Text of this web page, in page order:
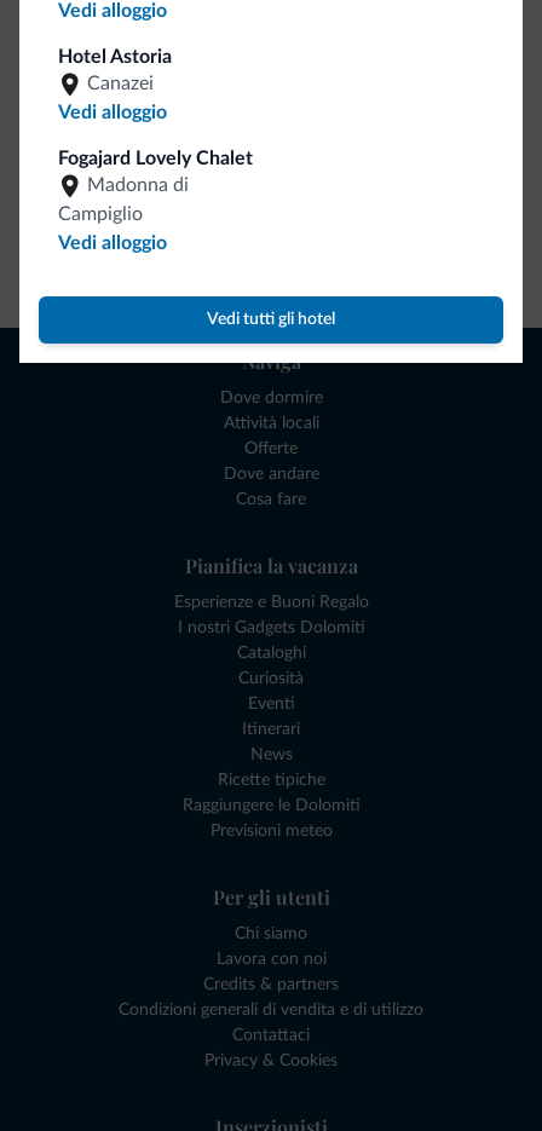
Vedi alloggio
Hotel Astoria
Canazei
Vedi alloggio
Fogajard Lovely Chalet
Madonna di
Campiglio
Vedi alloggio
Vedi tutti gli hotel
Ce l'avete chiesto in tanti. Ecco la nuova collezione firmata
Naviga
Dove dormire
Attività locali
Offerte
Dove andare
Cosa fare
Pianifica la vacanza
Esperienze e Buoni Regalo
I nostri Gadgets Dolomiti
Cataloghi
Curiosità
Eventi
Itinerari
News
Ricette tipiche
Raggiungere le Dolomiti
Previsioni meteo
Per gli utenti
Chi siamo
Lavora con noi
Credits & partners
Condizioni generali di vendita e di utilizzo
Contattaci
Privacy & Cookies